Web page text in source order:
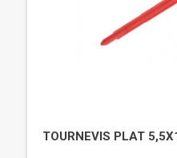
TOURNEVIS PLAT